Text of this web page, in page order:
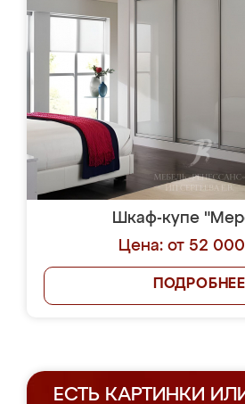
Шкаф-купе
Цена: от 52
ПОДРОБНЕЕ
ЕСТЬ КАРТИНКИ